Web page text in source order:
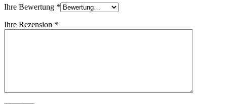
Ihre Bewertung *
Ihre Rezension *